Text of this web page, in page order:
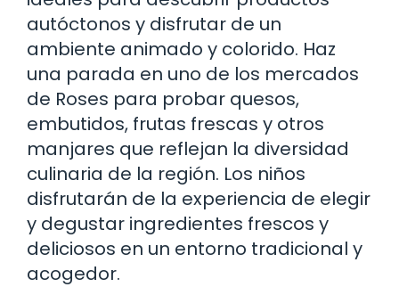
autóctonos y disfrutar de un
ambiente animado y colorido. Haz
una parada en uno de los mercados
de Roses para probar quesos,
embutidos, frutas frescas y otros
manjares que reflejan la diversidad
culinaria de la región. Los niños
disfrutarán de la experiencia de elegir
y degustar ingredientes frescos y
deliciosos en un entorno tradicional y
acogedor.